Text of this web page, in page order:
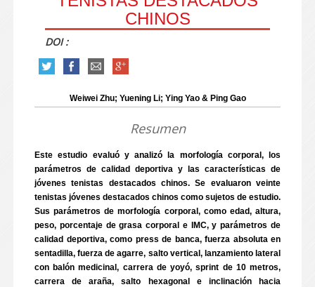
CHINOS
DOI :
Weiwei Zhu; Yuening Li; Ying Yao & Ping Gao
Resumen
Este estudio evaluó y analizó la morfología corporal, los
parámetros de calidad deportiva y las características de
jóvenes tenistas destacados chinos. Se evaluaron veinte
tenistas jóvenes destacados chinos como sujetos de estudio.
Sus parámetros de morfología corporal, como edad, altura,
peso, porcentaje de grasa corporal e IMC, y parámetros de
calidad deportiva, como press de banca, fuerza absoluta en
sentadilla, fuerza de agarre, salto vertical, lanzamiento lateral
con balón medicinal, carrera de yoyó, sprint de 10 metros,
carrera de araña, salto hexagonal e inclinación hacia